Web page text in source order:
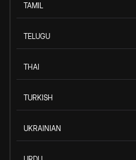
TAMIL
TELUGU
THAI
TURKISH
UKRAINIAN